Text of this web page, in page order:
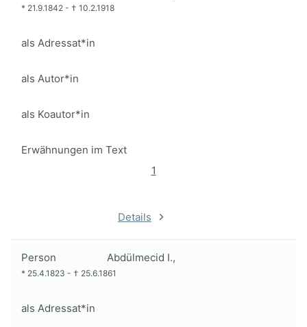
* 21.9.1842 - † 10.2.1918
als Adressat*in
als Autor*in
als Koautor*in
Erwähnungen im Text
1
Details
Person Abdülmecid I.,
* 25.4.1823 - † 25.6.1861
als Adressat*in